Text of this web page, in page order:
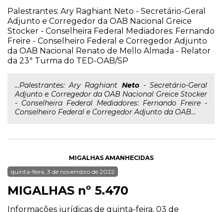
Palestrantes: Ary Raghiant Neto - Secretário-Geral
Adjunto e Corregedor da OAB Nacional Greice
Stocker - Conselheira Federal Mediadores: Fernando
Freire - Conselheiro Federal e Corregedor Adjunto
da OAB Nacional Renato de Mello Almada - Relator
da 23ª Turma do TED-OAB/SP
...Palestrantes: Ary Raghiant Neto- Secretário-Geral
Adjunto e Corregedor da OAB Nacional Greice Stocker
- Conselheira Federal Mediadores: Fernando Freire -
Conselheiro Federal e Corregedor Adjunto da OAB...
MIGALHAS AMANHECIDAS
quinta-feira, 3 de novembro de 2022
MIGALHAS nº 5.470
Informações jurídicas de quinta-feira, 03 de